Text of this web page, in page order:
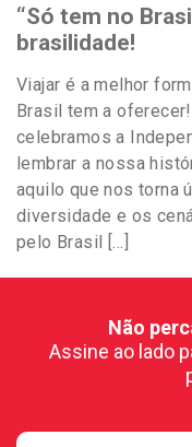
“Só tem no
brasilidade!
Viajar é a melhor
Brasil tem a
celebramos a
lembrar a nossa
aquilo que nos torna
diversidade e os
pelo Brasil […]
Não
Assine ao lado